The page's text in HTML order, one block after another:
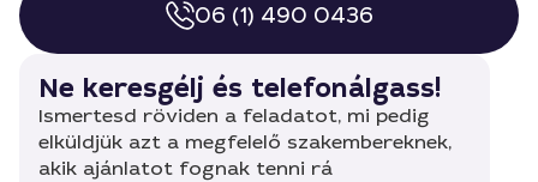
06 (1) 490 0436
Ne keresgélj és telefonálgass!
Ismertesd röviden a feladatot, mi pedig
elküldjük azt a megfelelő szakembereknek,
akik ajánlatot fognak tenni rá